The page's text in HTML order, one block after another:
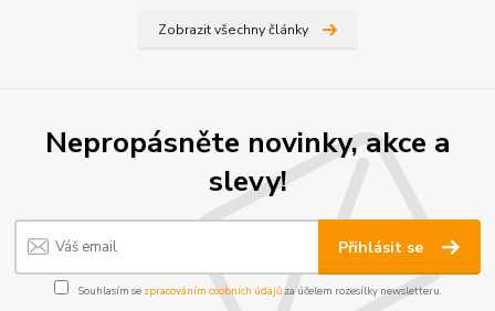
Zobrazit všechny články
Nepropásněte novinky, akce a
slevy!
Přihlásit se
Souhlasím se zpracováním osobních údajůza účelem rozesílky newsletteru.